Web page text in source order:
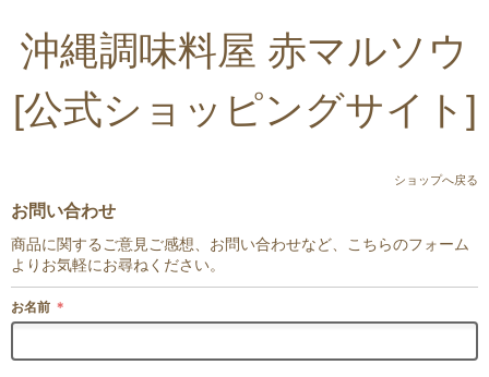
沖縄調味料屋 赤マルソウ
[公式ショッピングサイト]
ショップへ戻る
お問い合わせ
商品に関するご意見ご感想、お問い合わせなど、こちらのフォーム
よりお気軽にお尋ねください。
お名前 ＊